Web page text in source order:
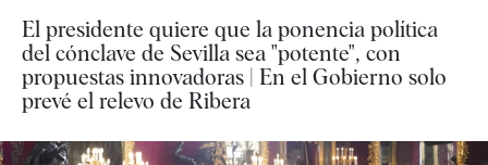
El presidente quiere que la ponencia política
del cónclave de Sevilla sea "potente", con
propuestas innovadoras | En el Gobierno solo
prevé el relevo de Ribera